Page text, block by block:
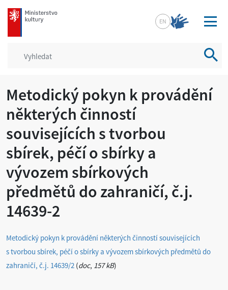
mkcr.cz
EN
Metodický pokyn k provádění
některých činností
souvisejících s tvorbou
sbírek, péčí o sbírky a
vývozem sbírkových
předmětů do zahraničí, č.j.
14639-2
Metodický pokyn k provádění některých činností souvisejících
s tvorbou sbírek, péčí o sbírky a vývozem sbírkových předmětů do
zahraničí, č.j. 14639/2 (doc, 157 kB)